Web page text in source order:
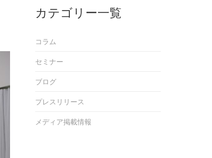
カテゴリー一覧
コラム
セミナー
ブログ
プレスリリース
メディア掲載情報